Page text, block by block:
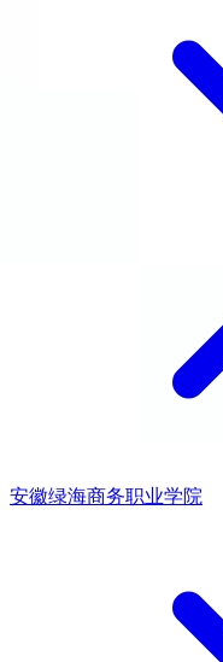
安徽绿海商务职业学院